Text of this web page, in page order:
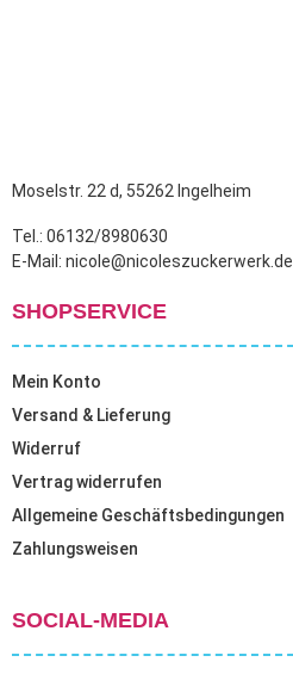
Moselstr. 22 d, 55262 Ingelheim
Tel.: 06132/8980630
E-Mail: nicole@nicoleszuckerwerk.de
SHOPSERVICE
Mein Konto
Versand & Lieferung
Widerruf
Vertrag widerrufen
Allgemeine Geschäftsbedingungen
Zahlungsweisen
SOCIAL-MEDIA